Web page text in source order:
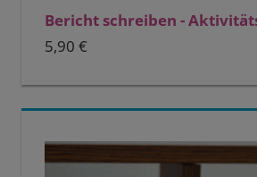
Bericht schreiben -
5,90 €